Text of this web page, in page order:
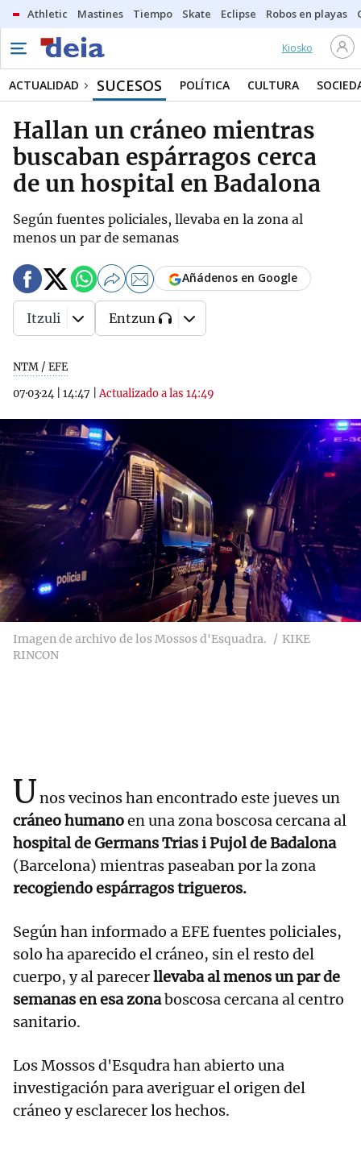
Athletic Mastines Tiempo Skate Eclipse Robos en playas
Kiosko
ACTUALIDAD SUCESOS POLÍTICA CULTURA
Hallan un cráneo mientras
buscaban espárragos cerca
de un hospital en Badalona
Según fuentes policiales, llevaba en la zona al
menos un par de semanas
NTM / EFE
07·03·24
14:47 |Actualizado a las 14:49
Añádenos en Google
Itzuli Entzun
Imagen de archivo de los Mossos d'Esquadra.
KIKE
RINCON
Unos vecinos han encontrado este jueves un
cráneo humanoen una zona boscosa cercana al
hospital de Germans Trias i Pujol de Badalona
(Barcelona) mientras paseaban por la zona
recogiendo espárragos trigueros.
Según han informado a EFE fuentes policiales,
solo ha aparecido el cráneo, sin el resto del
cuerpo, y al parecerllevaba al menos un par de
semanas en esa zonaboscosa cercana al centro
sanitario.
Los Mossos d'Esqudra han abierto una
investigación para averiguar el origen del
cráneo y esclarecer los hechos.